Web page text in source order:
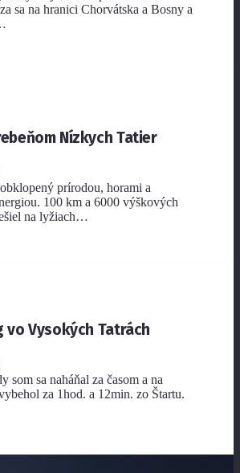
sa na hranici Chorvátska a Bosny a
Nízkych Tatier
prírodou, horami a
100 km a 6000 výškových
na lyžiach…
vo Vysokých Tatrách
som sa naháňal za časom a na
za 1hod. a 12min. zo Štartu.